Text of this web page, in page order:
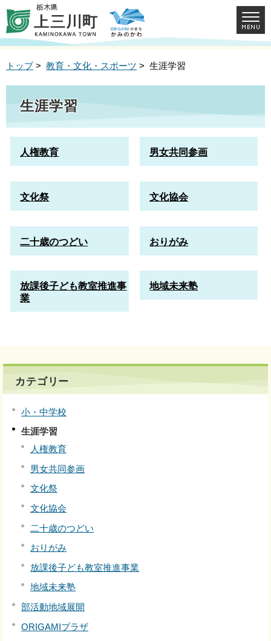
トップ> 教育・文化・スポーツ > 生涯学習
生涯学習
人権教育 男女共同参画
文化祭 文化協会
二十歳のつどい おりがみ
放課後子ども教室推進事
業
地域未来塾
カテゴリー
小・中学校
生涯学習
人権教育
男女共同参画
文化祭
文化協会
二十歳のつどい
おりがみ
放課後子ども教室推進事業
地域未来塾
部活動地域展開
ORIGAMIプラザ